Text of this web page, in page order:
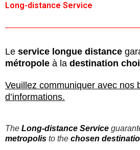
Long-distance Service
Le service longue distance
métropole à la destination
Veuillez communiquer avec nos
d’informations.
The Long-distance Service
metropolis to the chosen